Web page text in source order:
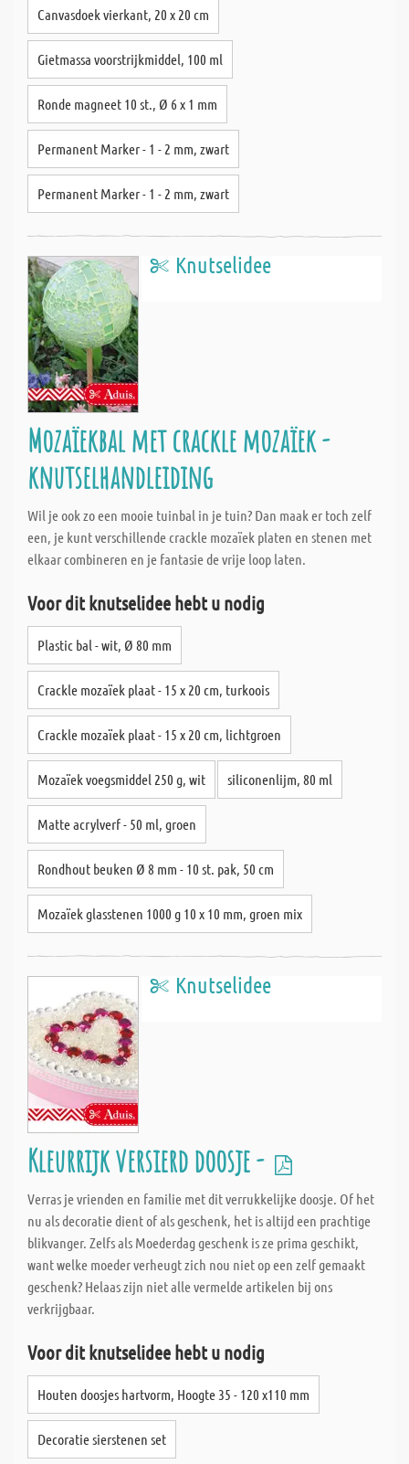
Canvasdoek vierkant, 20 x 20 cm
Gietmassa voorstrijkmiddel, 100 ml
Ronde magneet 10 st., Ø 6 x 1 mm
Permanent Marker - 1 - 2 mm, zwart
Permanent Marker - 1 - 2 mm, zwart
Knutselidee
Mozaïekbal met crackle mozaïek -
knutselhandleiding
Wil je ook zo een mooie tuinbal in je tuin? Dan maak er toch zelf
een, je kunt verschillende crackle mozaïek platen en stenen met
elkaar combineren en je fantasie de vrije loop laten.
Voor dit knutselidee hebt u nodig
Plastic bal - wit, Ø 80 mm
Crackle mozaïek plaat - 15 x 20 cm, turkoois
Crackle mozaïek plaat - 15 x 20 cm, lichtgroen
Mozaïek voegsmiddel 250 g, wit siliconenlijm, 80 ml
Matte acrylverf - 50 ml, groen
Rondhout beuken Ø 8 mm - 10 st. pak, 50 cm
Mozaïek glasstenen 1000 g 10 x 10 mm, groen mix
Knutselidee
Kleurrijk versierd doosje -
Verras je vrienden en familie met dit verrukkelijke doosje. Of het
nu als decoratie dient of als geschenk, het is altijd een prachtige
blikvanger. Zelfs als Moederdag geschenk is ze prima geschikt,
want welke moeder verheugt zich nou niet op een zelf gemaakt
geschenk? Helaas zijn niet alle vermelde artikelen bij ons
verkrijgbaar.
Voor dit knutselidee hebt u nodig
Houten doosjes hartvorm, Hoogte 35 - 120 x110 mm
Decoratie sierstenen set